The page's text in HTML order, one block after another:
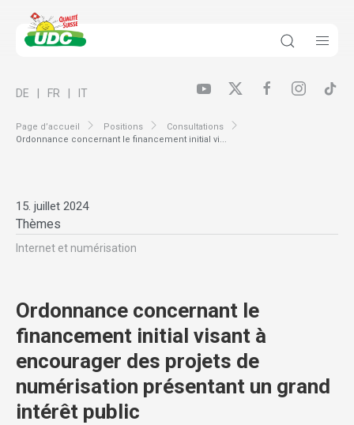
Page d’accueil Positions
Consultations
Ordonnance concernant le financement initial vi...
DE FR IT
15. juillet 2024
Thèmes
Internet et numérisation
Ordonnance concernant le
financement initial visant à
encourager des projets de
numérisation présentant un grand
intérêt public